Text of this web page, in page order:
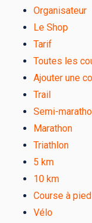
Organisateur
Le Shop
Tarif
Toutes les
Ajouter une
Trail
Semi-
Marathon
Triathlon
5 km
10 km
Course à pied
Vélo